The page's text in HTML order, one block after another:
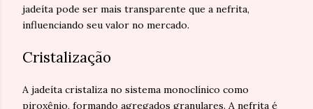
jadeíta pode ser mais transparente que a nefrita,
influenciando seu valor no mercado.
Cristalização
A jadeíta cristaliza no sistema monoclínico como
piroxênio, formando agregados granulares. A nefrita é